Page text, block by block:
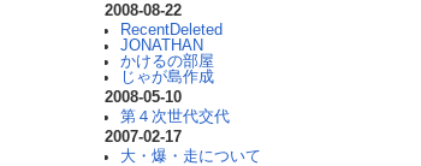
2008-08-22
RecentDeleted
JONATHAN
かけるの部屋
じゃが島作成
2008-05-10
第４次世代交代
2007-02-17
大・爆・走について